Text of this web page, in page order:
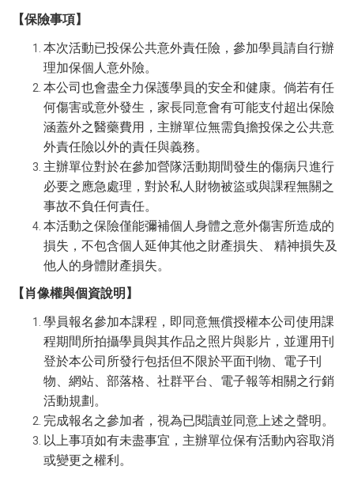
【保險事項】
本次活動已投保公共意外責任險，參加學員請自行辦
理加保個人意外險。
本公司也會盡全力保護學員的安全和健康。倘若有任
何傷害或意外發生，家長同意會有可能支付超出保險
涵蓋外之醫藥費用，主辦單位無需負擔投保之公共意
外責任險以外的責任與義務。
主辦單位對於在參加營隊活動期間發生的傷病只進行
必要之應急處理，對於私人財物被盜或與課程無關之
事故不負任何責任。
本活動之保險僅能彌補個人身體之意外傷害所造成的
損失，不包含個人延伸其他之財產損失、 精神損失及
他人的身體財產損失。
【肖像權與個資說明】
學員報名參加本課程，即同意無償授權本公司使用課
程期間所拍攝學員與其作品之照片與影片，並運用刊
登於本公司所發行包括但不限於平面刊物、電子刊
物、網站、部落格、社群平台、電子報等相關之行銷
活動規劃。
完成報名之參加者，視為已閱讀並同意上述之聲明。
以上事項如有未盡事宜，主辦單位保有活動內容取消
或變更之權利。